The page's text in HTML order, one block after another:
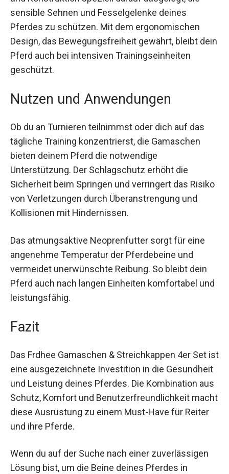
Die Schutzstiefel sind aufgrund ihrer Materialien
und Konstruktion speziell darauf ausgelegt, die
sensible Sehnen und Fesselgelenke deines
Pferdes zu schützen. Mit dem ergonomischen
Design, das Bewegungsfreiheit gewährt, bleibt
dein Pferd auch bei intensiven Trainingseinheiten
geschützt.
Nutzen und Anwendungen
Ob du an Turnieren teilnimmst oder dich auf das
tägliche Training konzentrierst, die Gamaschen
bieten deinem Pferd die notwendige
Unterstützung. Der Schlagschutz erhöht die
Sicherheit beim Springen und verringert das
Risiko von Verletzungen durch Überanstrengung
und Kollisionen mit Hindernissen.
Das atmungsaktive Neoprenfutter sorgt für eine
angenehme Temperatur der Pferdebeine und
vermeidet unerwünschte Reibung. So bleibt dein
und leistungsfähig.
Fazit
Das Frdhee Gamaschen & Streichkappen 4er Set
ist eine ausgezeichnete Investition in die
Gesundheit und Leistung deines Pferdes. Die
Kombination aus Schutz, Komfort und
Benutzerfreundlichkeit macht diese Ausrüstung
zu einem Must-Have für Reiter und ihre Pferde.